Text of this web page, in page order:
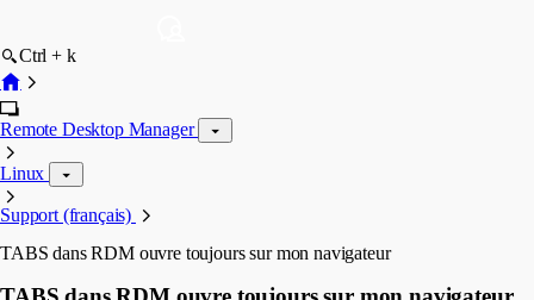
Ctrl + k
Remote Desktop Manager
Linux
Support (français)
TABS dans RDM ouvre toujours sur mon navigateur